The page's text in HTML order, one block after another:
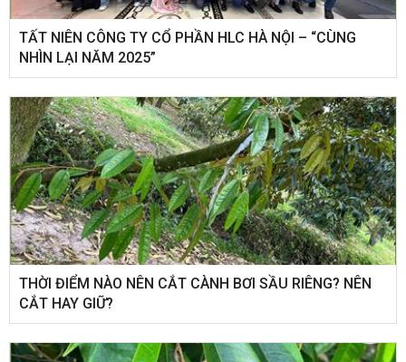
​TẤT NIÊN CÔNG TY CỔ PHẦN HLC HÀ NỘI – “CÙNG
NHÌN LẠI NĂM 2025”
THỜI ĐIỂM NÀO NÊN CẮT CÀNH BƠI SẦU RIÊNG? NÊN
CẮT HAY GIỮ?